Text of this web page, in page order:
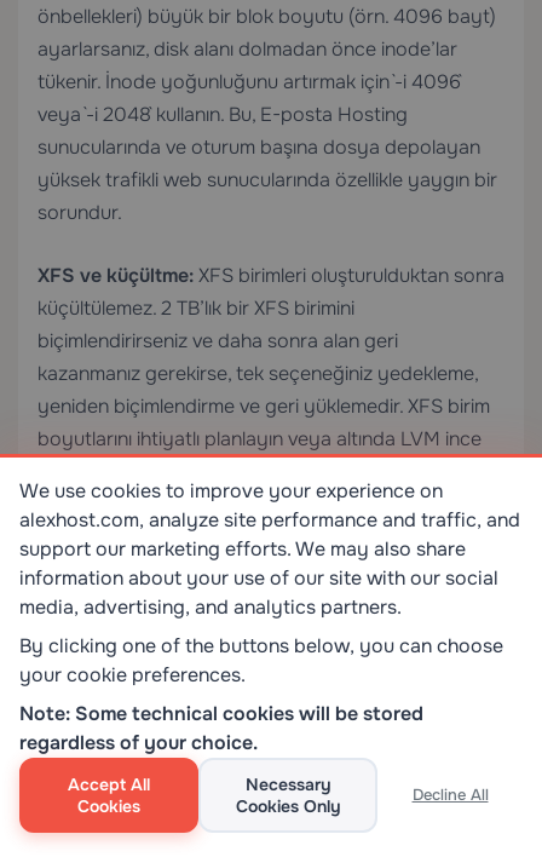
önbellekleri) büyük bir blok boyutu (örn. 4096 bayt)
ayarlarsanız, disk alanı dolmadan önce inode’lar
tükenir. İnode yoğunluğunu artırmak için `-i 4096`
veya `-i 2048` kullanın. Bu, E-posta Hosting
sunucularında ve oturum başına dosya depolayan
yüksek trafikli web sunucularında özellikle yaygın bir
sorundur.
XFS ve küçültme:XFS birimleri oluşturulduktan sonra
küçültülemez. 2 TB’lık bir XFS birimini
biçimlendirirseniz ve daha sonra alan geri
kazanmanız gerekirse, tek seçeneğiniz yedekleme,
yeniden biçimlendirme ve geri yüklemedir. XFS birim
boyutlarını ihtiyatlı planlayın veya altında LVM ince
RAID ve SSD’ler için şerit hizalaması:Bir RAID
dizisinde veya SSD’de şerit hizalaması belirtmeden
biçimlendirme, hizasız G/Ç’ye neden olarak
performansı önemli ölçüde düşürür. 512 KB şerit ve 4
diskli bir RAID-5 dizisi için:
“`bash
sudo mkfs.ext4 -E stride=128,stripe-width=384
We use cookies to improve your experience on
alexhost.com, analyze site performance and traffic, and
support our marketing efforts. We may also share
information about your use of our site with our social
media, advertising, and analytics partners.
By clicking one of the buttons below, you can choose
your cookie preferences.
Note: Some technical cookies will be stored
regardless of your choice.
Accept All
Cookies
Necessary
Cookies Only
Decline All